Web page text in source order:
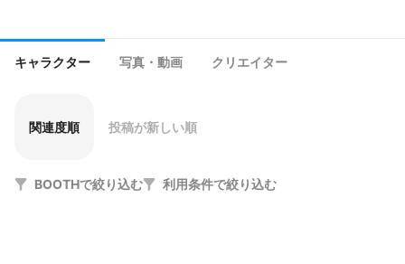
キャラクター 写真・動画 クリエイター
関連度順 投稿が新しい順
BOOTHで絞り込む 利用条件で絞り込む